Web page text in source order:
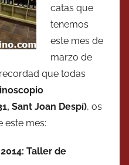
catas que
tenemos
este mes de
marzo de
que todas
Sant Joan Despí), os
este mes:
Taller de